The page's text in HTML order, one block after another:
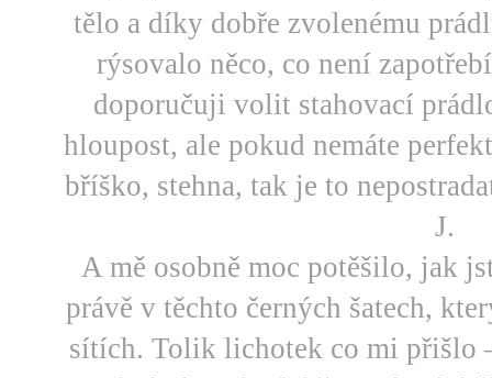
tělo a díky dobře zvolenému
rýsovalo něco, co není
doporučuji volit stahovací
hloupost, ale pokud nemáte
bříško, stehna, tak je to
J.
A mě osobně moc potěšilo, jak
právě v těchto černých šatech,
sítích. Tolik lichotek co mi přišlo